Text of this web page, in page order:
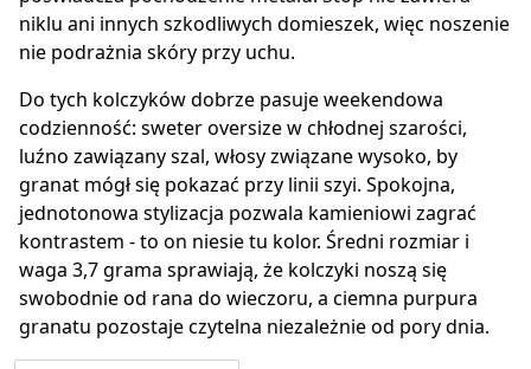
niklu ani innych szkodliwych domieszek, więc noszenie
nie podrażnia skóry przy uchu.
Do tych kolczyków dobrze pasuje weekendowa
codzienność: sweter oversize w chłodnej szarości,
luźno zawiązany szal, włosy związane wysoko, by
granat mógł się pokazać przy linii szyi. Spokojna,
jednotonowa stylizacja pozwala kamieniowi zagrać
kontrastem - to on niesie tu kolor. Średni rozmiar i
waga 3,7 grama sprawiają, że kolczyki noszą się
swobodnie od rana do wieczoru, a ciemna purpura
granatu pozostaje czytelna niezależnie od pory dnia.